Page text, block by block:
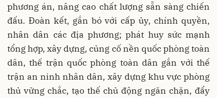
phương án, nâng cao chất lượng sẵn sàng chiến
đấu. Đoàn kết, gắn bó với cấp ủy, chính quyền,
nhân dân các địa phương; phát huy sức mạnh
tổng hợp, xây dựng, củng cố nền quốc phòng toàn
dân, thế trận quốc phòng toàn dân gắn với thế
trận an ninh nhân dân, xây dựng khu vực phòng
thủ vững chắc, tạo thế chủ động ngăn chặn, đẩy